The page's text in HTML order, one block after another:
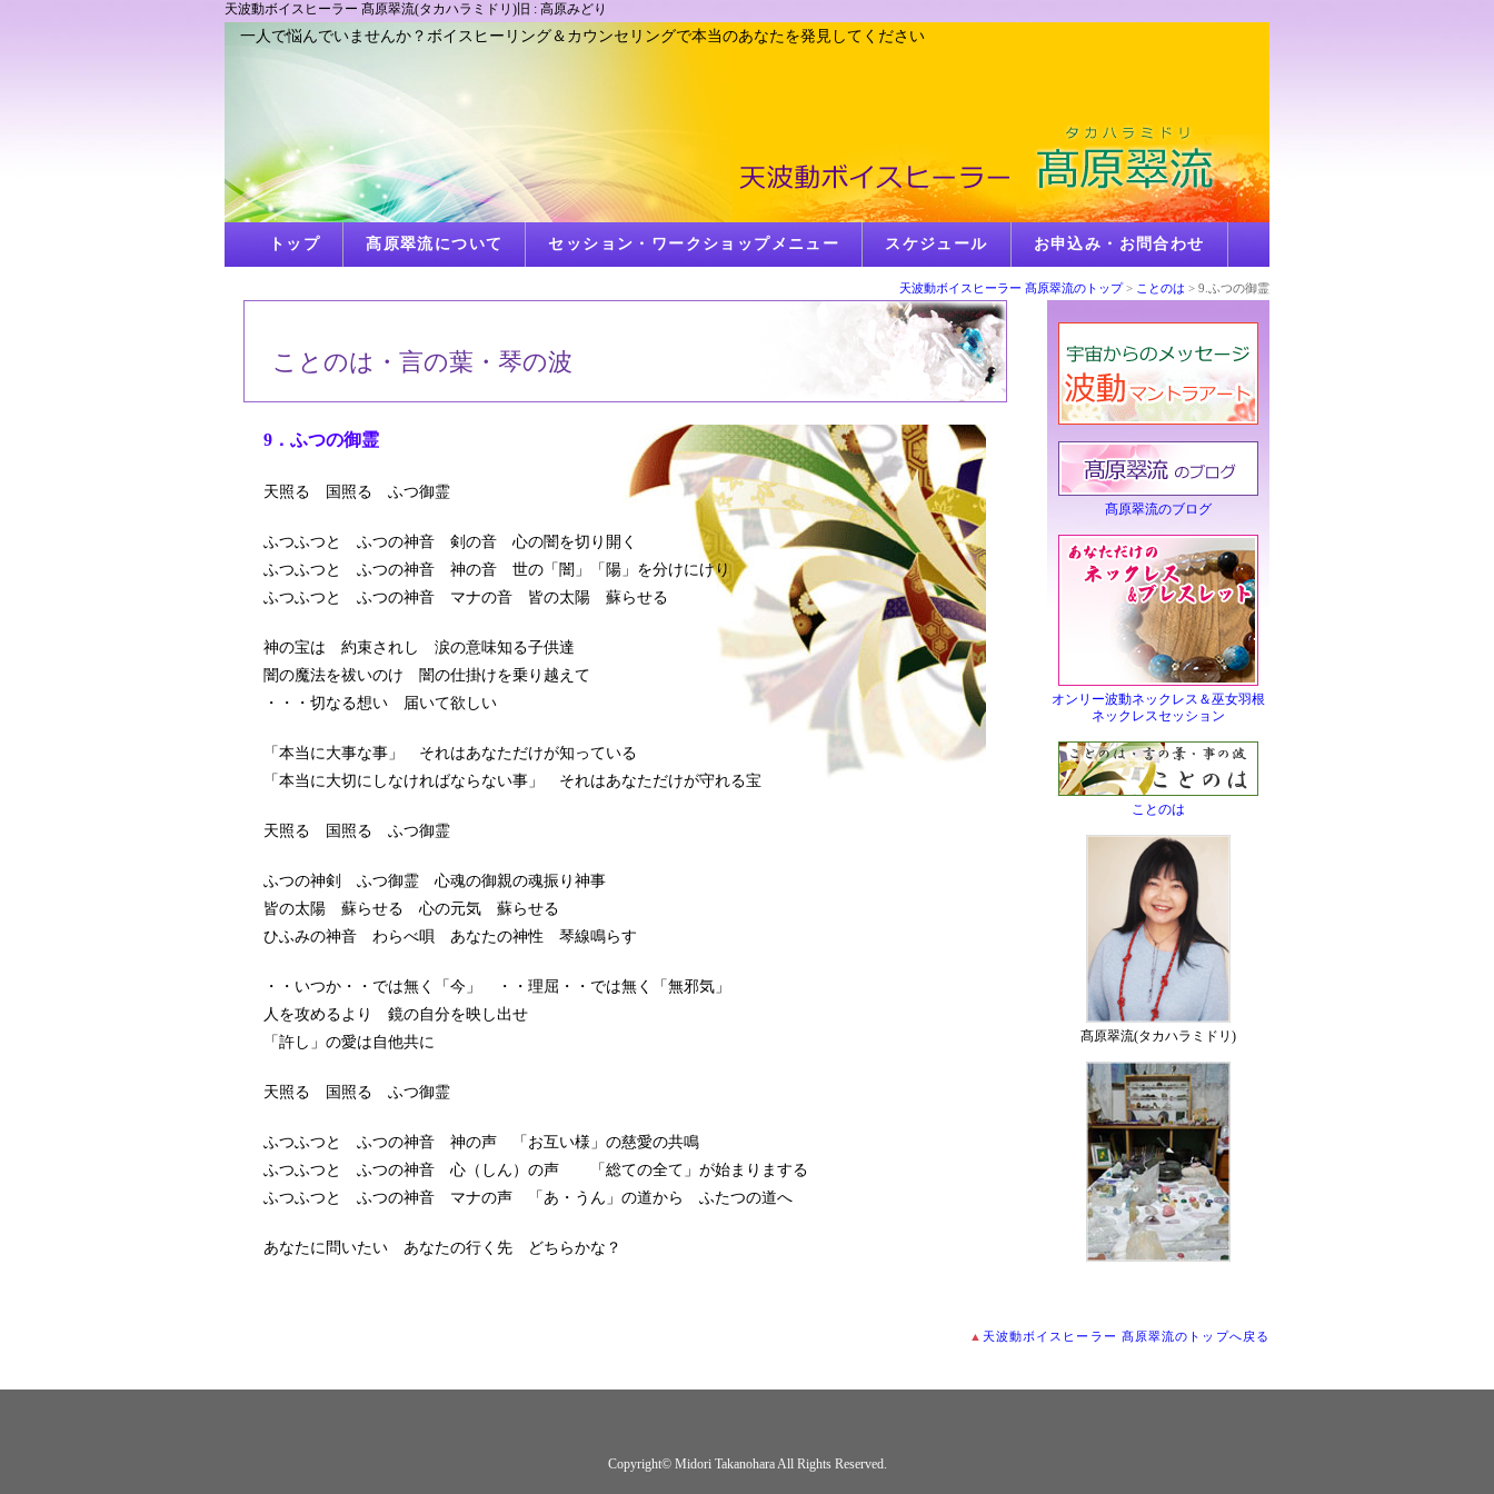
天波動ボイスヒーラー 髙原翠流(タカハラミドリ)旧 : 高原みどり
一人で悩んでいませんか？ボイスヒーリング＆カウンセリングで本当のあなたを発見してください
トップ 髙原翠流について セッション・ワークショップメニュー スケジュール お申込み・お問合わせ
天波動ボイスヒーラー 髙原翠流のトップ> ことのは > 9.ふつの御霊
ことのは・言の葉・琴の波
9．ふつの御霊
天照る 国照る ふつ御霊
ふつふつと ふつの神音 剣の音 心の闇を切り開く
ふつふつと ふつの神音 神の音 世の「闇」「陽」を分けにけり
ふつふつと ふつの神音 マナの音 皆の太陽 蘇らせる
神の宝は 約束されし 涙の意味知る子供達
闇の魔法を祓いのけ 闇の仕掛けを乗り越えて
・・・切なる想い 届いて欲しい
「本当に大事な事」 それはあなただけが知っている
「本当に大切にしなければならない事」 それはあなただけが守れる宝
天照る 国照る ふつ御霊
ふつの神剣 ふつ御霊 心魂の御親の魂振り神事
皆の太陽 蘇らせる 心の元気 蘇らせる
ひふみの神音 わらべ唄 あなたの神性 琴線鳴らす
・・いつか・・では無く「今」 ・・理屈・・では無く「無邪気」
人を攻めるより 鏡の自分を映し出せ
「許し」の愛は自他共に
天照る 国照る ふつ御霊
ふつふつと ふつの神音 神の声 「お互い様」の慈愛の共鳴
ふつふつと ふつの神音 心（しん）の声 「総ての全て」が始まりまする
ふつふつと ふつの神音 マナの声 「あ・うん」の道から ふたつの道へ
あなたに問いたい あなたの行く先 どちらかな？
髙原翠流のブログ
オンリー波動ネックレス＆巫女羽根
ネックレスセッション
ことのは
髙原翠流(タカハラミドリ)
▲ 天波動ボイスヒーラー 髙原翠流のトップへ戻る
Copyright© Midori Takanohara All Rights Reserved.